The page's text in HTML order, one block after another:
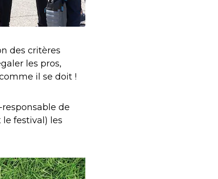
des critères
les pros,
il se doit !
de
festival) les